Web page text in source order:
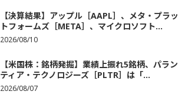
【決算結果】アップル［AAPL］、メタ・プラッ
トフォームズ［META］、マイクロソフト...
2026/08/10
【米国株：銘柄発掘】業績上振れ5銘柄、パラン
ティア・テクノロジーズ［PLTR］は「...
2026/08/07